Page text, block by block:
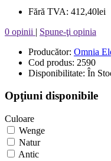
Fără TVA: 412,40lei
0 opinii | Spune-ţi opinia
Producător: Omnia
Cod produs: 2590
Disponibilitate: În
Opţiuni disponibile
Culoare
Wenge
Natur
Antic